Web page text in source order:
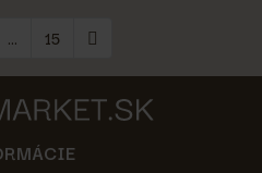
... 15